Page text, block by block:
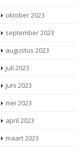
oktober 2023
september 2023
augustus 2023
juli 2023
juni 2023
mei 2023
april 2023
maart 2023